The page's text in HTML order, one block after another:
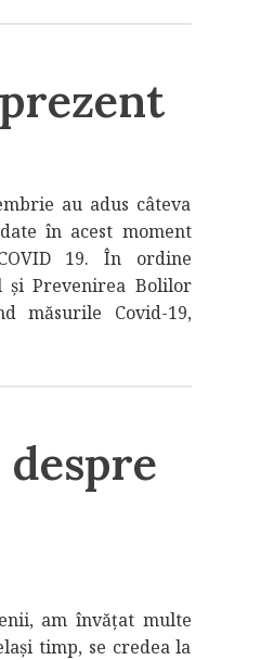
au adus câteva
în acest moment
19. În ordine
și Prevenirea Bolilor
măsurile Covid-19,
am învățat multe
timp, se credea la